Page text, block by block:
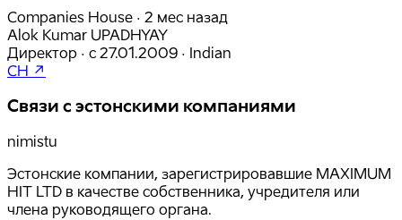
Companies House · 2 мес назад
Alok Kumar UPADHYAY
Директор · с 27.01.2009 · Indian
CH ↗
Связи с эстонскими компаниями
nimistu
Эстонские компании, зарегистрировавшие MAXIMUM
HIT LTD в качестве собственника, учредителя или
члена руководящего органа.